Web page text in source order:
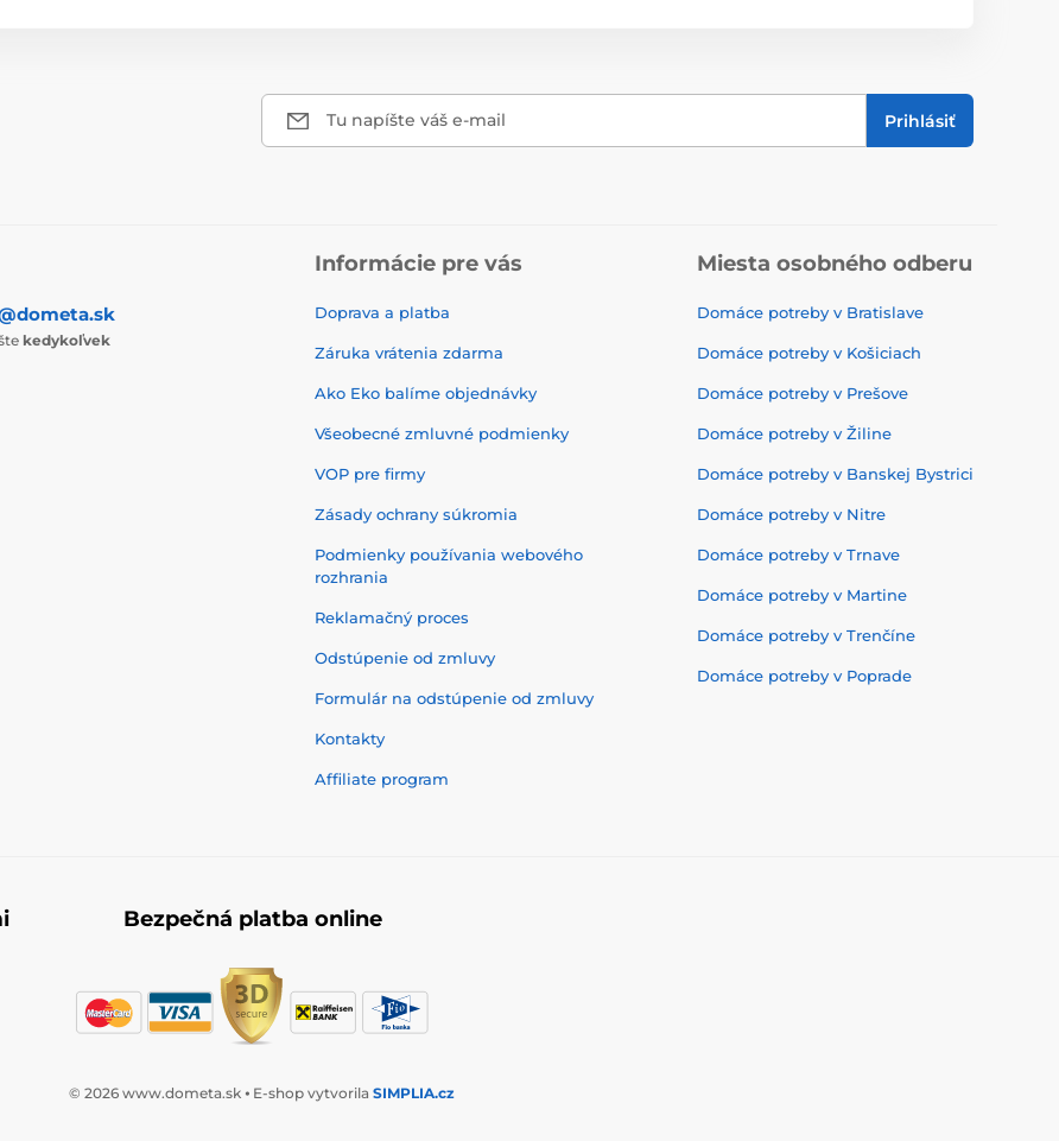
Tu napíšte váš e-mail Prihlásiť
kedykoľvek
Informácie pre vás
Doprava a platba
Záruka vrátenia zdarma
Ako Eko balíme objednávky
Všeobecné zmluvné podmienky
VOP pre firmy
Zásady ochrany súkromia
Podmienky používania webového
rozhrania
Reklamačný proces
Odstúpenie od zmluvy
Formulár na odstúpenie od zmluvy
Kontakty
Affiliate program
Miesta osobného odberu
Domáce potreby v Bratislave
Domáce potreby v Košiciach
Domáce potreby v Prešove
Domáce potreby v Žiline
Domáce potreby v Banskej Bystrici
Domáce potreby v Nitre
Domáce potreby v Trnave
Domáce potreby v Martine
Domáce potreby v Trenčíne
Domáce potreby v Poprade
Bezpečná platba online
© 2026 www.dometa.sk ⦁ E-shop vytvorila SIMPLIA.cz